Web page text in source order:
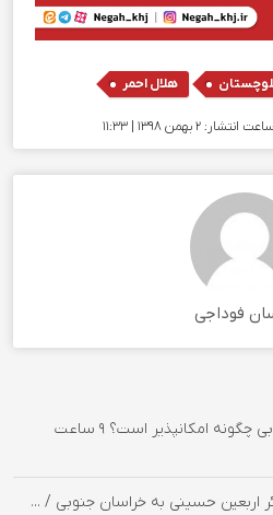
, هلال احمر
۲ بهمن ۱۳۹۸ | 11:33
فوداجی
چگونه امکانپذیر است؟
9 ساعت